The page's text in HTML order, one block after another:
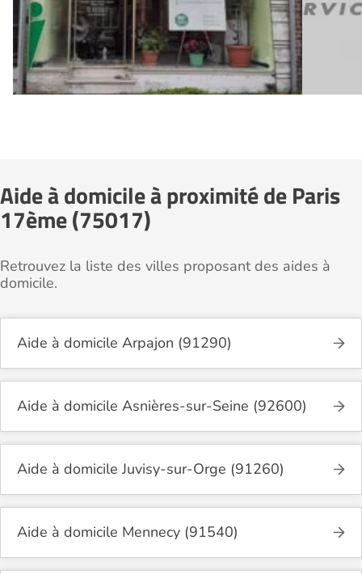
Aide à domicile à proximité de Paris
17ème (75017)
Retrouvez la liste des villes proposant des aides à
domicile.
Aide à domicile Arpajon (91290)
Aide à domicile Asnières-sur-Seine (92600)
Aide à domicile Juvisy-sur-Orge (91260)
Aide à domicile Mennecy (91540)